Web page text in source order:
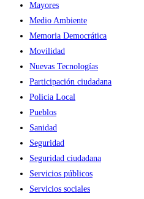
Mayores
Medio Ambiente
Memoria Democrática
Movilidad
Nuevas Tecnologías
Participación ciudadana
Policia Local
Pueblos
Sanidad
Seguridad
Seguridad ciudadana
Servicios públicos
Servicios sociales